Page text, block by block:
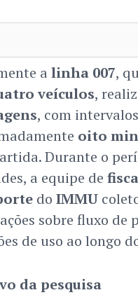
a linha 007,
veículos,
, com
oito
Durante o
a equipe de
do IMMU
sobre fluxo de
de uso ao longo
da pesquisa